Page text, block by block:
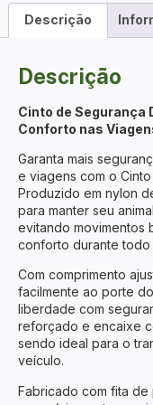
Descrição
Descrição
Cinto de Segurança
Conforto nas
Garanta mais
e viagens com o
Produzido em nylon
para manter seu
evitando movimentos
conforto durante todo
Com comprimento
facilmente ao porte
liberdade com
reforçado e encaixe
sendo ideal para o
veículo.
Fabricado com fita